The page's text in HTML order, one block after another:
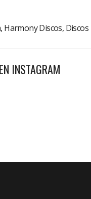
Harmony Discos, Discos
INSTAGRAM